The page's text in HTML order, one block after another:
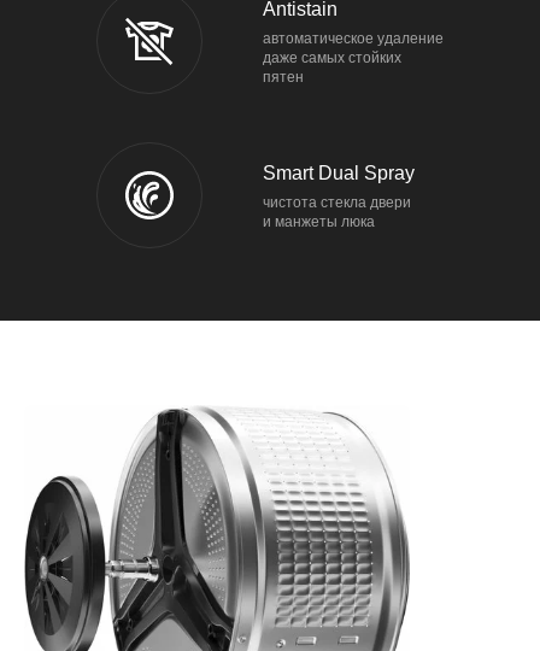
Antistain
автоматическое удаление
даже самых стойких
пятен
Smart Dual Spray
чистота стекла двери
и манжеты люка